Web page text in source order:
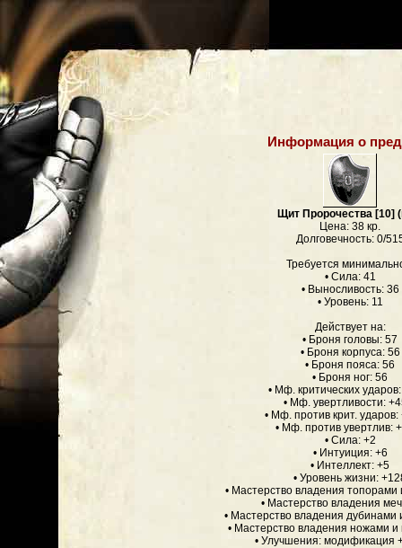
Информация о
Щит Пророчества [10]
Цена: 38 кр.
Долговечность: 0/
Требуется
• Сила: 41
• Выносливость: 36
• Уровень: 11
Действует на:
• Броня головы: 57
• Броня корпуса: 56
• Броня пояса: 56
• Броня ног: 56
• Мф. критических
• Мф. увертливости:
• Мф. против крит. ударов:
• Мф. против увертлив:
• Сила: +2
• Интуиция: +6
• Интеллект: +5
• Уровень жизни:
• Мастерство владения топорами
• Мастерство владения
• Мастерство владения дубинами
• Мастерство владения ножами и
• Улучшения: модификация